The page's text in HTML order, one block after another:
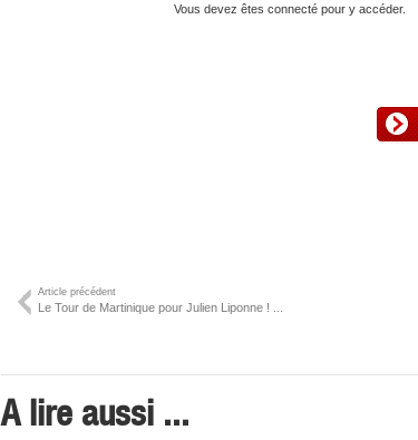
Vous devez êtes connecté pour y accéder.
Article précédent
Le Tour de Martinique pour Julien Liponne ! ...
A lire aussi ...